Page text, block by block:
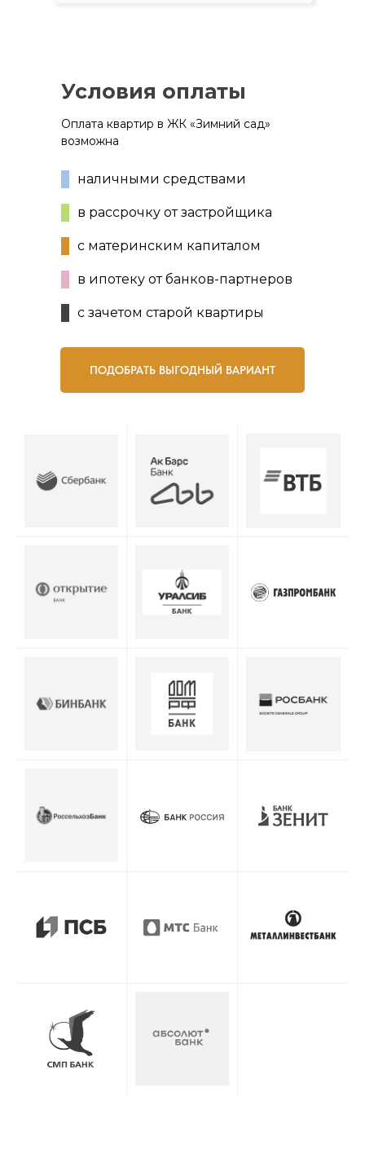
наличными средствами
в рассрочку от застройщика
с материнским капиталом
в ипотеку от банков-партнеров
с зачетом старой квартиры
Условия оплаты
Оплата квартир в ЖК «Зимний сад»
возможна
ПОДОБРАТЬ ВЫГОДНЫЙ ВАРИАНТ